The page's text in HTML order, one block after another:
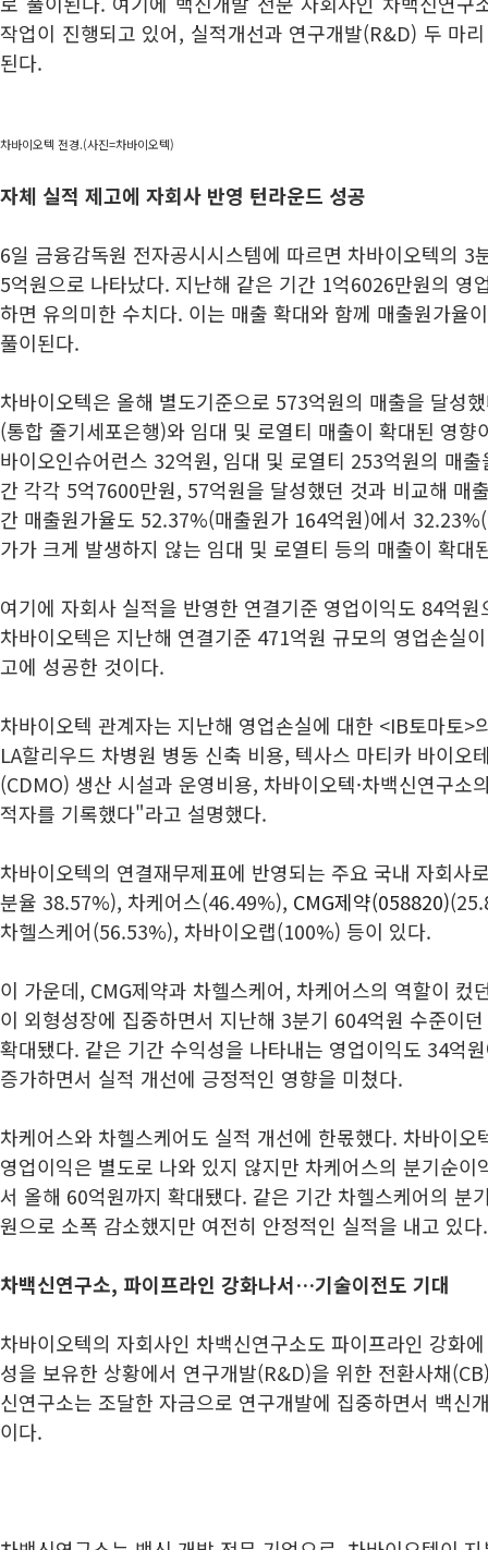
작업이 진행되고 있어, 실적개선과 연구개발(R&D) 두 마
된다.
차바이오텍 전경.(사진=차바이오텍)
자체 실적 제고에 자회사 반영 턴라운드 성공
6일 금융감독원 전자공시시스템에 따르면 차바이오텍의 3
5억원으로 나타났다. 지난해 같은 기간 1억6026만원의 영
하면 유의미한 수치다. 이는 매출 확대와 함께 매출원가율
풀이된다.
차바이오텍은 올해 별도기준으로 573억원의 매출을 달성
(통합 줄기세포은행)와 임대 및 로열티 매출이 확대된 영
바이오인슈어런스 32억원, 임대 및 로열티 253억원의 매
간 각각 5억7600만원, 57억원을 달성했던 것과 비교해 매
간 매출원가율도 52.37%(매출원가 164억원)에서
가가 크게 발생하지 않는 임대 및 로열티 등의 매출이 확
여기에 자회사 실적을 반영한 연결기준 영업이익도 84억
차바이오텍은 지난해 연결기준 471억원 규모의 영업손실
고에 성공한 것이다.
차바이오텍 관계자는 지난해 영업손실에 대한 <IB토마토>
LA할리우드 차병원 병동 신축 비용, 텍사스 마티카 바이오
(CDMO) 생산 시설과 운영비용, 차바이오텍·차백신연구소
적자를 기록했다"라고 설명했다.
차바이오텍의 연결재무제표에 반영되는 주요 국내 자회사
분율 38.57%), 차케어스(46.49%), CMG제약(058820)
차헬스케어(56.53%), 차바이오랩(100%) 등이 있다.
이 가운데, CMG제약과 차헬스케어, 차케어스의 역할이 컸
이 외형성장에 집중하면서 지난해 3분기 604억원 수준이
확대됐다. 같은 기간 수익성을 나타내는 영업이익도 34억
증가하면서 실적 개선에 긍정적인 영향을 미쳤다.
차케어스와 차헬스케어도 실적 개선에 한몫했다. 차바이오
영업이익은 별도로 나와 있지 않지만 차케어스의 분기순
서 올해 60억원까지 확대됐다. 같은 기간 차헬스케어의 분
원으로 소폭 감소했지만 여전히 안정적인 실적을 내고 있다.
차백신연구소, 파이프라인 강화나서…기술이전도 기대
차바이오텍의 자회사인 차백신연구소도 파이프라인 강화
성을 보유한 상황에서 연구개발(R&D)을 위한 전환사채
신연구소는 조달한 자금으로 연구개발에 집중하면서 백신
이다.